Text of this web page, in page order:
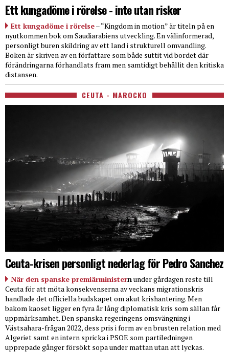
Ett kungadöme i rörelse - inte utan risker
Ett kungadöme i rörelse– “Kingdom in motion” är titeln på en
nyutkommen bok om Saudiarabiens utveckling. En välinformerad,
personligt buren skildring av ett land i strukturell omvandling.
Boken är skriven av en författare som både suttit vid bordet där
förändringarna förhandlats fram men samtidigt behållit den kritiska
distansen.
CEUTA - MAROCKO
Ceuta-krisen personligt nederlag för Pedro Sanchez
När den spanske premiärministernunder gårdagen reste till
Ceuta för att möta konsekvenserna av veckans migrationskris
handlade det officiella budskapet om akut krishantering. Men
bakom kaoset ligger en fyra år lång diplomatisk kris som sällan får
uppmärksamhet. Den spanska regeringens omsvängning i
Västsahara-frågan 2022, dess pris i form av en brusten relation med
Algeriet samt en intern spricka i PSOE som partiledningen
upprepade gånger försökt sopa under mattan utan att lyckas.